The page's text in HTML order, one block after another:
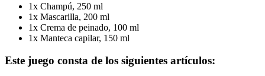
1x Champú, 250 ml
1x Mascarilla, 200 ml
1x Crema de peinado, 100 ml
1x Manteca capilar, 150 ml
Este juego consta de los siguientes artículos: